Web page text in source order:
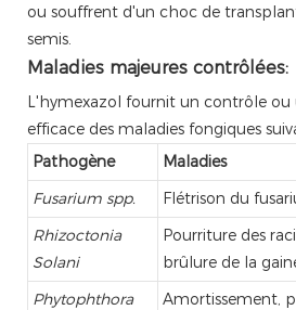
ou souffrent d'un choc de
semis.
Maladies majeures contrôlées:
L'hymexazol fournit un contrôle ou
efficace des maladies fongiques
Pathogène
Maladies
Fusarium spp.
Flétrison du
Rhizoctonia
Solani
Pourriture des
brûlure de la
Phytophthora
Amortissement,